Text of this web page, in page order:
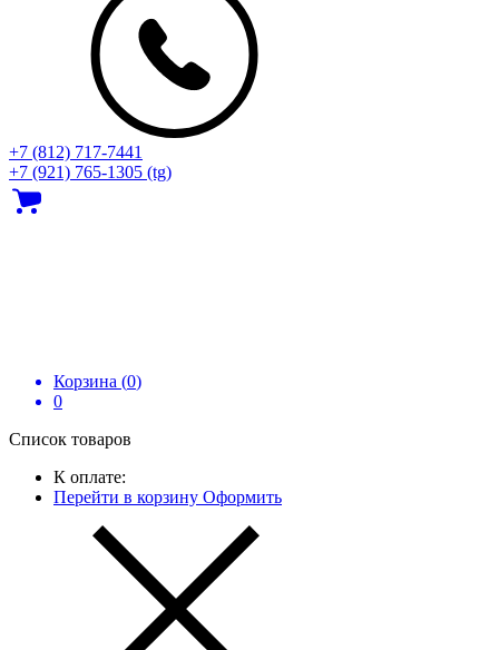
+7 (812) 717‑7441
+7 (921) 765-1305 (tg)
Корзина (0)
0
Список товаров
К оплате:
Перейти в корзину Оформить